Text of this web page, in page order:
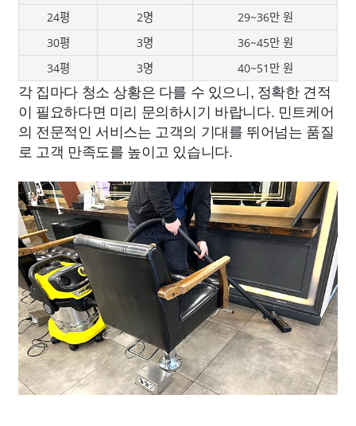
24평
2명
29~36만 원
30평
3명
36~45만 원
34평
3명 40~51만 원
각 집마다 청소 상황은 다를 수 있으니, 정확한 견적
이 필요하다면 미리 문의하시기 바랍니다. 민트케어
의 전문적인 서비스는 고객의 기대를 뛰어넘는 품질
로 고객 만족도를 높이고 있습니다.